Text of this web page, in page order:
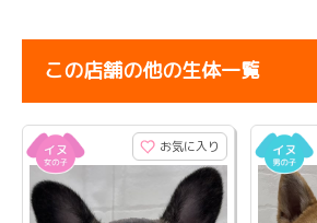
この店舗の他の生体一覧
お気に入り